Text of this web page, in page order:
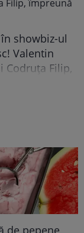
showbiz-ul
Valentin
Codruța Filip,